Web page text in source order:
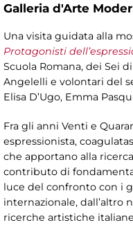
Galleria d'Arte
Una visita guidata alla
Protagonisti
Scuola Romana, dei Sei
Angelelli e volontari del
Elisa D’Ugo, Emma
Fra gli anni Venti e
espressionista,
che apportano alla
contributo di
luce del confronto con i
internazionale, dall’altro
ricerche artistiche